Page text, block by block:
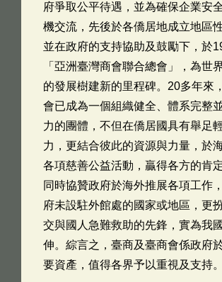
府爭取公平待遇，並為確保企業安
機交流，先後於各僑居地成立地區
並在政府的支持協助及鼓勵下，於
「亞洲臺灣商會聯合總會」，為世
的發展樹建新的里程碑。20多年來
會已成為一個組織健全、體系完整
力的團體，不但在僑居國具有舉足
力，更結合彼此的資源與力量，於
各項慈善公益活動，贏得各方的肯
同時協贊政府於海外推展各項工作
府未設駐外館處的國家或地區，更
交與國人急難救助的先鋒，實為我
伸。綜言之，臺商及臺商會係政府
要資產，值得各界予以重視及支持。